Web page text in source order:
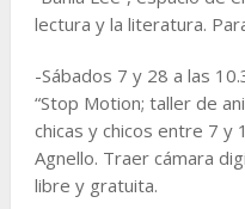
lectura y la literatura.
-Sábados 7 y 28 a las
“Stop Motion; taller de
chicas y chicos entre 7 y
Agnello. Traer cámara
libre y gratuita.